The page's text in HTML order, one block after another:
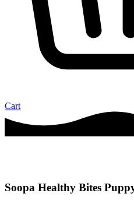
Cart
Soopa Healthy Bites